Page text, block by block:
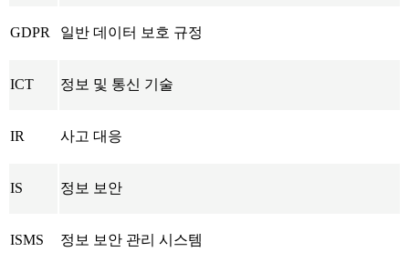
GDPR 일반 데이터 보호 규정
ICT 정보 및 통신 기술
IR 사고 대응
IS 정보 보안
ISMS 정보 보안 관리 시스템